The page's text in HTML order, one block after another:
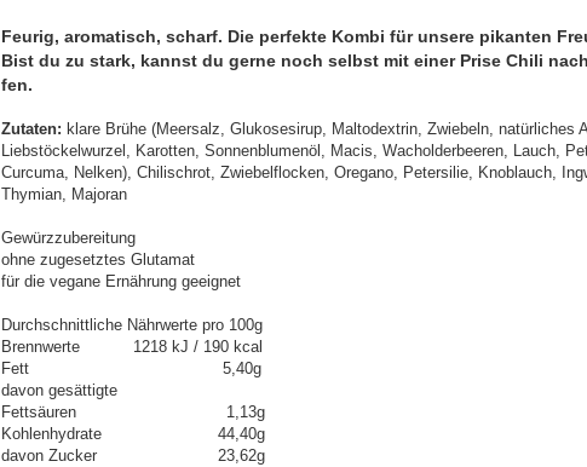
Feurig, aromatisch, scharf. Die perfekte Kombi für unsere pikanten
Bist du zu stark, kannst du gerne noch selbst mit einer Prise Chili
fen.
Zutaten: klare Brühe (Meersalz, Glukosesirup, Maltodextrin, Zwiebeln, natürliches
Liebstöckelwurzel, Karotten, Sonnenblumenöl, Macis, Wacholderbeeren, Lauch,
Curcuma, Nelken), Chilischrot, Zwiebelflocken, Oregano, Petersilie, Knoblauch,
Thymian, Majoran
Gewürzzubereitung
ohne zugesetztes Glutamat
für die vegane Ernährung geeignet
Durchschnittliche Nährwerte pro 100g
Brennwerte 1218 kJ / 190 kcal
Fett 5,40g
davon gesättigte
Fettsäuren 1,13g
Kohlenhydrate 44,40g
davon Zucker 23,62g